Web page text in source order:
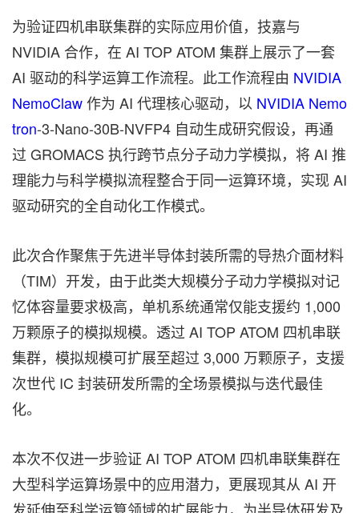
为验证四机串联集群的实际应用价值， 技嘉与
NVIDIA 合作，在 AI TOP ATOM 集群上展示了一套
AI 驱动的科学运算工作流程。此工作流程由 NVIDIA
NemoClaw作为 AI 代理核心驱动，以 NVIDIA Nemo
tron-3-Nano-30B-NVFP4 自动生成研究假设，再通
过 GROMACS 执行跨节点分子动力学模拟，将 AI 推
理能力与科学模拟流程整合于同一运算环境，实现 AI
驱动研究的全自动化工作模式。
此次合作聚焦于先进半导体封装所需的导热介面材料
（TIM）开发，由于此类大规模分子动力学模拟对记
忆体容量要求极高，单机系统通常仅能支援约 1,000
万颗原子的模拟规模。透过 AI TOP ATOM 四机串联
集群，模拟规模可扩展至超过 3,000 万颗原子，支援
次世代 IC 封装研发所需的全场景模拟与迭代最佳
化。
本次不仅进一步验证 AI TOP ATOM 四机串联集群在
大型科学运算场景中的应用潜力，更展现其从 AI 开